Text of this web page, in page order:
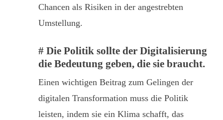
Chancen als Risiken in der angestrebten
Umstellung.
# Die Politik sollte der Digitalisierung
die Bedeutung geben, die sie braucht.
Einen wichtigen Beitrag zum Gelingen der
digitalen Transformation muss die Politik
leisten, indem sie ein Klima schafft, das